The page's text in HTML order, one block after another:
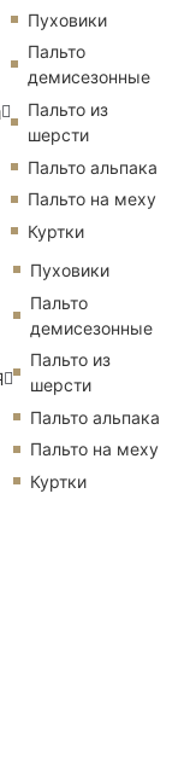
Пуховики
Пальто
демисезонные
Пальто из
шерсти
Пальто альпака
Пальто на меху
Куртки
Пуховики
Пальто
демисезонные
Пальто из
шерсти
Пальто альпака
Пальто на меху
Куртки